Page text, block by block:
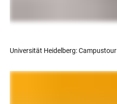
Universität Heidelberg: Campustour